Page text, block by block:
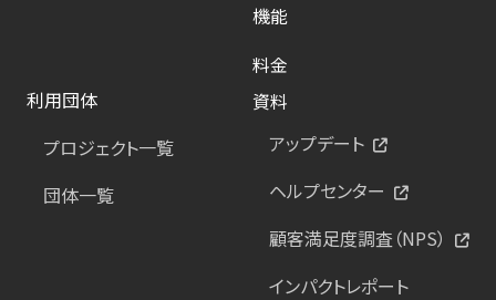
機能
料金
利用団体
プロジェクト一覧
団体一覧
資料
アップデート
ヘルプセンター
顧客満足度調査（NPS）
インパクトレポート